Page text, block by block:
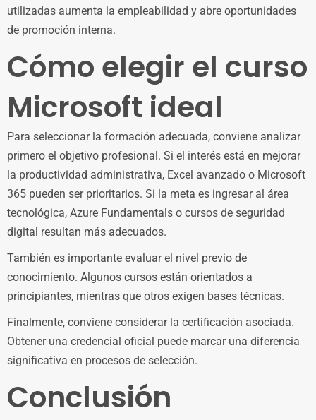
utilizadas aumenta la empleabilidad y abre oportunidades
de promoción interna.
Cómo elegir el curso
Microsoft ideal
Para seleccionar la formación adecuada, conviene analizar
primero el objetivo profesional. Si el interés está en mejorar
la productividad administrativa, Excel avanzado o Microsoft
365 pueden ser prioritarios. Si la meta es ingresar al área
tecnológica, Azure Fundamentals o cursos de seguridad
digital resultan más adecuados.
También es importante evaluar el nivel previo de
conocimiento. Algunos cursos están orientados a
principiantes, mientras que otros exigen bases técnicas.
Finalmente, conviene considerar la certificación asociada.
Obtener una credencial oficial puede marcar una diferencia
significativa en procesos de selección.
Conclusión